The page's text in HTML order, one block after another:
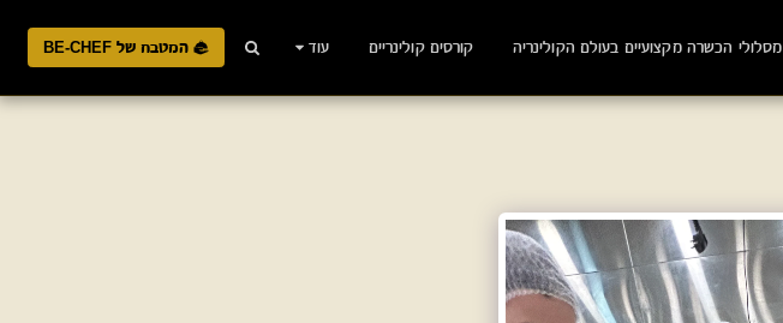
מסלולי הכשרה מקצועיים בעולם הקולינריה קורסים קולינריים עוד המטבח של BE-CHEF